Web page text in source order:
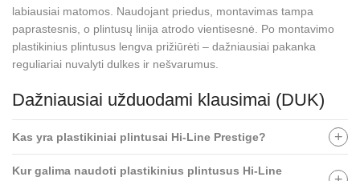
labiausiai matomos. Naudojant priedus, montavimas tampa
paprastesnis, o plintusų linija atrodo vientisesnė. Po montavimo
plastikinius plintusus lengva prižiūrėti – dažniausiai pakanka
reguliariai nuvalyti dulkes ir nešvarumus.
Dažniausiai užduodami klausimai (DUK)
Kas yra plastikiniai plintusai Hi-Line Prestige?
Kur galima naudoti plastikinius plintusus Hi-Line